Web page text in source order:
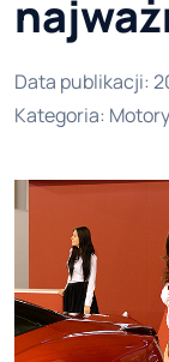
Data publikacji:
Kategoria: